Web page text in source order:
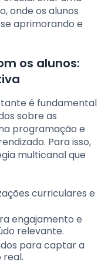
onde os alunos
aprimorando e
os alunos:
é fundamental
sobre as
programação e
Para isso,
multicanal que
curriculares e
engajamento e
relevante.
para captar a
real.